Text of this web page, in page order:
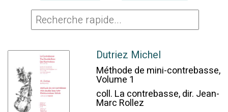
Dutriez Michel
Méthode de mini-contrebasse,
Volume 1
coll. La contrebasse, dir. Jean-
Marc Rollez